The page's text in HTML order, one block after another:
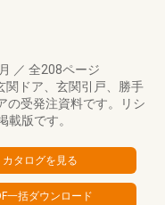
／ 全208ページ
関ドア、玄関引戸、勝手
の受発注資料です。リシ
版です。